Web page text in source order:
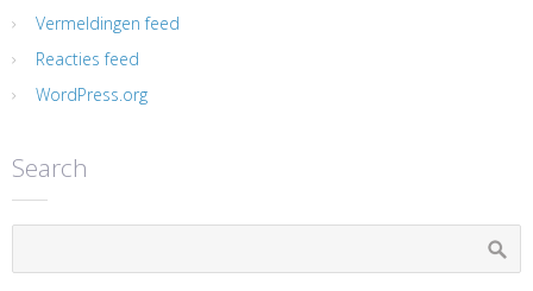
Vermeldingen feed
Reacties feed
WordPress.org
Search